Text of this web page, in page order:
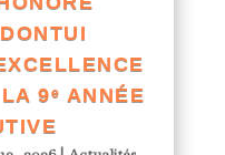
9ᵉ ANNÉE